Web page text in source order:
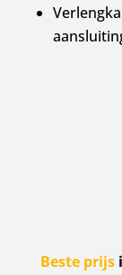
Beste prijs